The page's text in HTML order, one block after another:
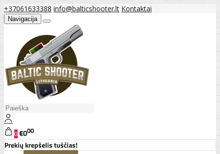
+37061633388 info@balticshooter.lt Kontaktai
Navigacija
0€000
Prekių krepšelis tuščias!